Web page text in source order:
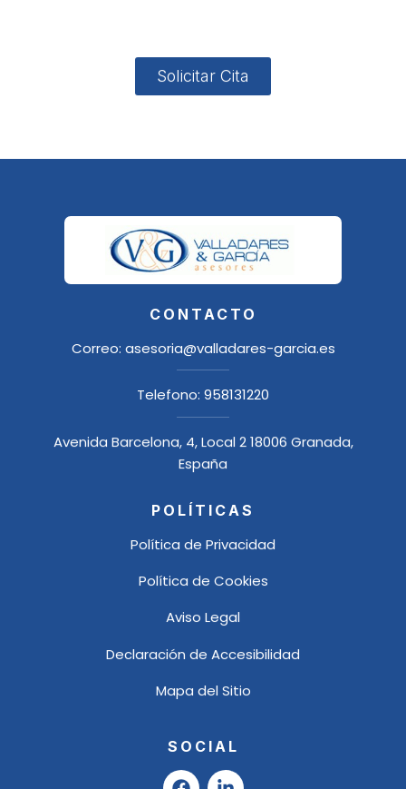
Solicitar Cita
CONTACTO
Correo: asesoria@valladares-garcia.es
Telefono: 958131220
Avenida Barcelona, 4, Local 2 18006 Granada,
España
POLÍTICAS
Política de Privacidad
Política de Cookies
Aviso Legal
Declaración de Accesibilidad
Mapa del Sitio
SOCIAL
F
L